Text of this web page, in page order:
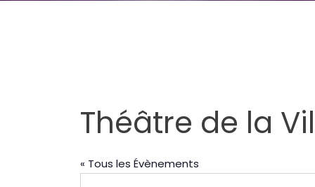
Théâtre de la
« Tous les Évènements